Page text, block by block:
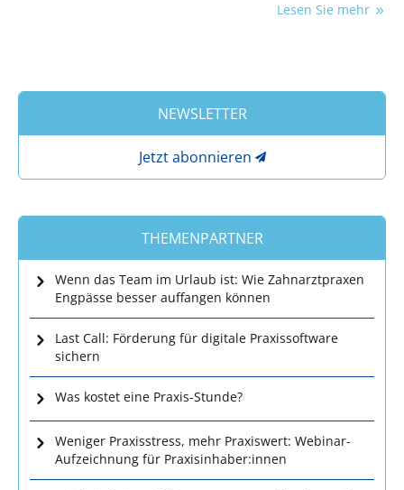
Lesen Sie mehr
NEWSLETTER
Jetzt abonnieren
THEMENPARTNER
Wenn das Team im Urlaub ist: Wie Zahnarztpraxen
Engpässe besser auffangen können
Last Call: Förderung für digitale Praxissoftware
sichern
Was kostet eine Praxis-Stunde?
Weniger Praxisstress, mehr Praxiswert: Webinar-
Aufzeichnung für Praxisinhaber:innen